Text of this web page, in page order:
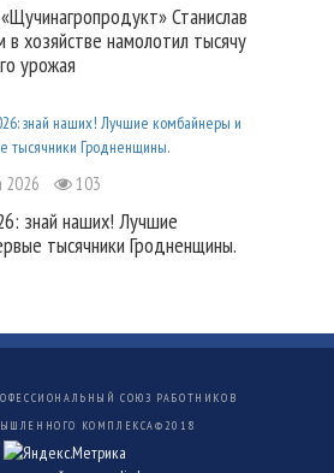
Станислав
в хозяйстве намолотил тысячу
урожая
2026 103
знай наших! Лучшие
тысячники Гродненщины.
СОЮЗ РАБОТНИКОВ
КОМПЛЕКСА© 2018